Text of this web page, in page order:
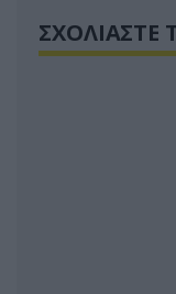
ΣΧΟΛΙΑΣΤΕ